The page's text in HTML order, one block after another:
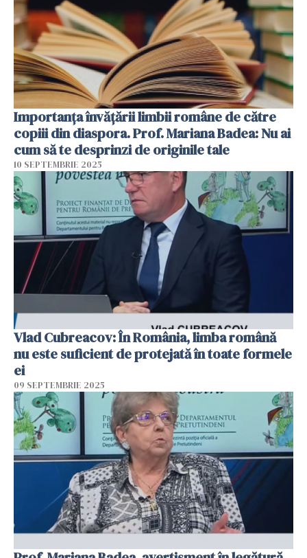
Importanța învățării limbii române de către
copiii din diaspora. Prof. Mariana Badea: Nu ai
cum să te desprinzi de originile tale
10 SEPTEMBRIE 2025
Vlad Cubreacov: În România, limba română
nu este suficient de protejată în toate formele
ei
09 SEPTEMBRIE 2025